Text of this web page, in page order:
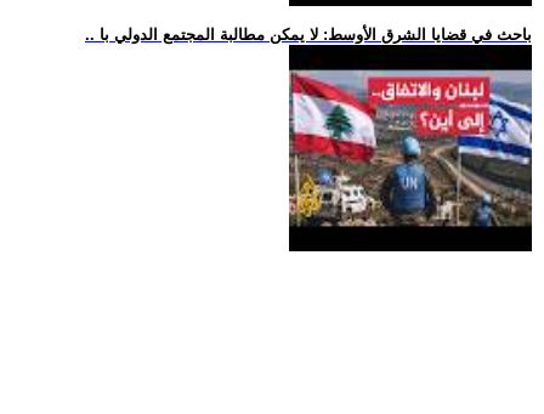
.. باحث في قضايا الشرق الأوسط: لا يمكن مطالبة المجتمع الدولي با